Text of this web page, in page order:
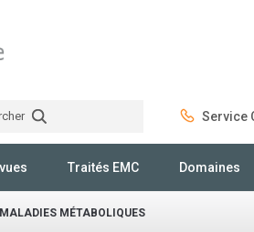
Service
Traités EMC Domaines
MÉTABOLIQUES